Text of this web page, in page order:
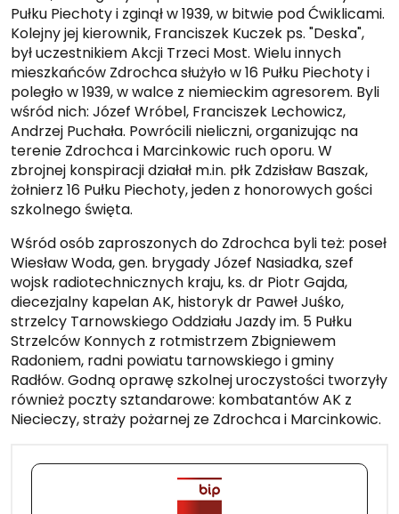
Pułku Piechoty i zginął w 1939, w bitwie pod Ćwiklicami.
Kolejny jej kierownik, Franciszek Kuczek ps. "Deska",
był uczestnikiem Akcji Trzeci Most. Wielu innych
mieszkańców Zdrochca służyło w 16 Pułku Piechoty i
poległo w 1939, w walce z niemieckim agresorem. Byli
wśród nich: Józef Wróbel, Franciszek Lechowicz,
Andrzej Puchała. Powrócili nieliczni, organizując na
terenie Zdrochca i Marcinkowic ruch oporu. W
zbrojnej konspiracji działał m.in. płk Zdzisław Baszak,
żołnierz 16 Pułku Piechoty, jeden z honorowych gości
szkolnego święta.
Wśród osób zaproszonych do Zdrochca byli też: poseł
Wiesław Woda, gen. brygady Józef Nasiadka, szef
wojsk radiotechnicznych kraju, ks. dr Piotr Gajda,
diecezjalny kapelan AK, historyk dr Paweł Juśko,
strzelcy Tarnowskiego Oddziału Jazdy im. 5 Pułku
Strzelców Konnych z rotmistrzem Zbigniewem
Radoniem, radni powiatu tarnowskiego i gminy
Radłów. Godną oprawę szkolnej uroczystości tworzyły
również poczty sztandarowe: kombatantów AK z
Niecieczy, straży pożarnej ze Zdrochca i Marcinkowic.